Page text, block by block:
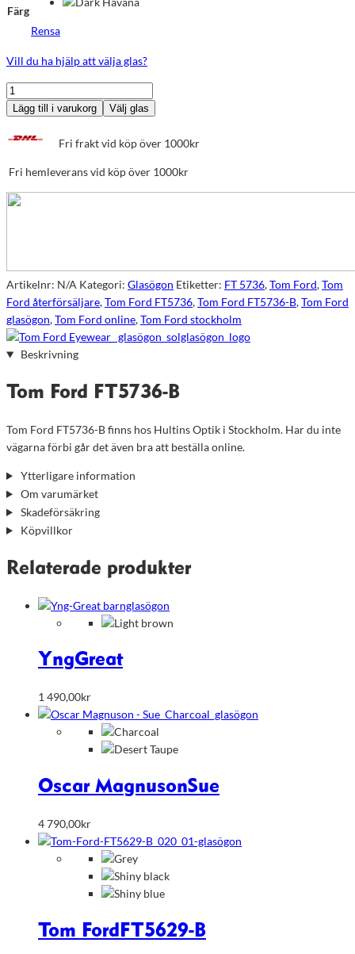
Färg
Rensa
Vill du ha hjälp att välja glas?
Tom
Ford
B
Lägg till i varukorg Välj glas
Fri frakt vid köp över 1000kr
Fri hemleverans vid köp över 1000kr
Artikelnr: N/A Kategori: Glasögon Etiketter: FT 5736,Tom Ford,Tom
Ford återförsäljare,Tom Ford FT5736,Tom Ford FT5736-B,Tom Ford
glasögon,Tom Ford online,Tom Ford stockholm
Beskrivning
Tom Ford FT5736-B
Tom Ford FT5736-B finns hos Hultins Optik i Stockholm. Har du inte
vägarna förbi går det även bra att beställa online.
Ytterligare information
Om varumärket
Skadeförsäkring
Köpvillkor
Relaterade produkter
YngGreat
1 490,00kr
Oscar MagnusonSue
4 790,00kr
Tom Ford FT5629-B